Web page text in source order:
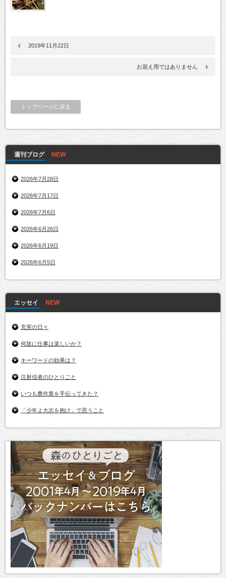
2019年11月22日
お迎え用ではありません
トップページに戻る
週刊ブログ
2026年7月28日
2026年7月17日
2026年7月6日
2026年6月26日
2026年6月19日
2026年6月5日
エッセイ
充実の日々
何故に仕事は楽しいか？
キーワードの効果は？
注射信者のひとりごと
いつも農作業を手伝ってきた？
「少年よ大志を抱け」で思うこと